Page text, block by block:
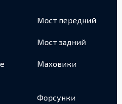
Мост передний
Мост задний
Маховики
Форсунки